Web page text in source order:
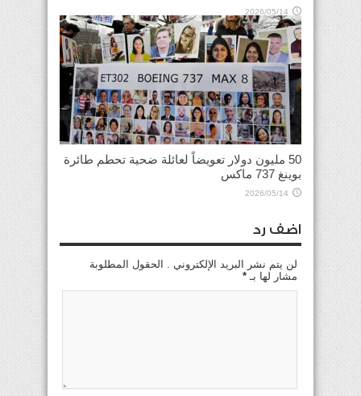
2026/05/14
50 مليون دولار تعويضاً لعائلة ضحية تحطم طائرة
بوينغ 737 ماكس
2026/05/14
اضف رد
لن يتم نشر البريد الإلكتروني . الحقول المطلوبة
مشار لها بـ *